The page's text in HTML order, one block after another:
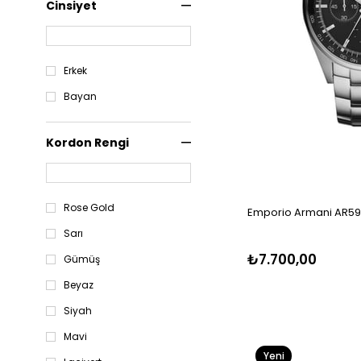
Cinsiyet
Erkek
Bayan
Kordon Rengi
Rose Gold
Sarı
Gümüş
Beyaz
Siyah
Mavi
Emporio Armani
₺7.700,00
Yeni